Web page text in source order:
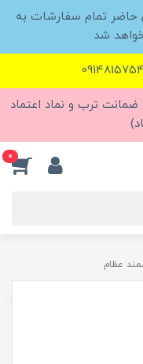
حاضر تمام سفارشات به
شد
ضمانت ترب و نماد اعتماد
0
عظام